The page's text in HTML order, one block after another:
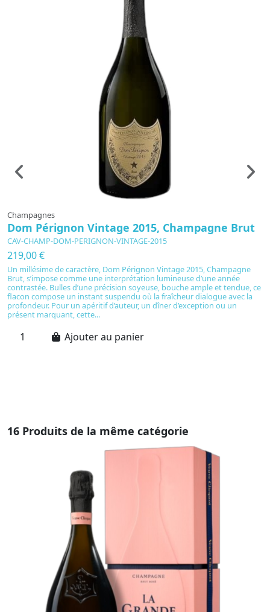
Champagnes
Dom Pérignon Vintage 2015, Champagne Brut
CAV-CHAMP-DOM-PERIGNON-VINTAGE-2015
219,00 €
Un millésime de caractère, Dom Pérignon Vintage 2015, Champagne
Brut, s’impose comme une interprétation lumineuse d’une année
contrastée. Bulles d’une précision soyeuse, bouche ample et tendue, ce
flacon compose un instant suspendu où la fraîcheur dialogue avec la
profondeur. Pour un apéritif d’auteur, un dîner d’exception ou un
présent marquant, cette...
Ajouter au panier
16 Produits de la même catégorie